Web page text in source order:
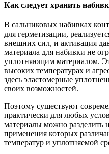
Как следует хранить
В сальниковых набивках
для герметизации,
внешних сил, и активация
материала для набивки не
уплотняющим материалом.
высоких температурах и
здесь эластомерные
своих возможностей.
Поэтому существуют
практически для любых
материалы можно разделить
применения которых
температур и уплотняемой